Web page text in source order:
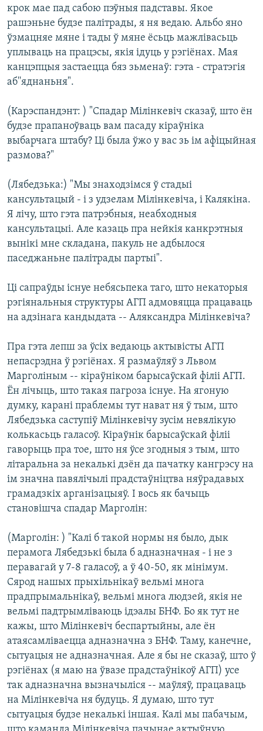
крок мае пад сабою пэўныя падставы. Якое
рашэньне будзе палітрады, я ня ведаю. Альбо яно
ўзмацняе мяне і тады ў мяне ёсьць мажлівасьць
уплываць на працэсы, якія ідуць у рэгіёнах. Мая
канцэпцыя застаецца бяз зьменаў: гэта - стратэгія
аб''яднаньня".
(Карэспандэнт: ) "Спадар Мілінкевіч сказаў, што ён
будзе прапаноўваць вам пасаду кіраўніка
выбарчага штабу? Ці была ўжо у вас зь ім афіцыйная
размова?"
(Лябедзька:) "Мы знаходзімся ў стадыі
кансультацый - і з удзелам Мілінкевіча, і Калякіна.
Я лічу, што гэта патрэбныя, неабходныя
кансультацыі. Але казаць пра нейкія канкрэтныя
вынікі мне складана, пакуль не адбылося
паседжаньне палітрады партыі".
Ці сапраўды існуе небясьпека таго, што некаторыя
рэгіянальныя структуры АГП адмовяцца працаваць
на адзінага кандыдата -- Аляксандра Мілінкевіча?
Пра гэта лепш за ўсіх ведаюць актывісты АГП
непасрэдна ў рэгіёнах. Я размаўляў з Львом
Марголіным -- кіраўніком барысаўскай філіі АГП.
Ён лічыць, што такая пагроза існуе. На ягоную
думку, карані праблемы тут нават ня ў тым, што
Лябедзька саступіў Мілінкевічу зусім невялікую
колькасьць галасоў. Кіраўнік барысаўскай філіі
гаворыць пра тое, што ня ўсе згодныя з тым, што
літаральна за некалькі дзён да пачатку кангрэсу на
ім значна павялічылі прадстаўніцтва няўрадавых
грамадзкіх арганізацыяў. І вось як бачыць
становішча спадар Марголін:
(Марголін: ) "Калі б такой нормы ня было, дык
перамога Лябедзькі была б адназначная - і не з
перавагай у 7-8 галасоў, а ў 40-50, як мінімум.
Сярод нашых прыхільнікаў вельмі многа
прадпрымальнікаў, вельмі многа людзей, якія не
вельмі падтрымліваюць ідэалы БНФ. Бо як тут не
кажы, што Мілінкевіч беспартыйны, але ён
атаясамліваецца адназначна з БНФ. Таму, канечне,
сытуацыя не адназначная. Але я бы не сказаў, што ў
рэгіёнах (я маю на ўвазе прадстаўнікоў АГП) усе
так адназначна вызначыліся -- маўляў, працаваць
на Мілінкевіча ня будуць. Я думаю, што тут
сытуацыя будзе некалькі іншая. Калі мы пабачым,